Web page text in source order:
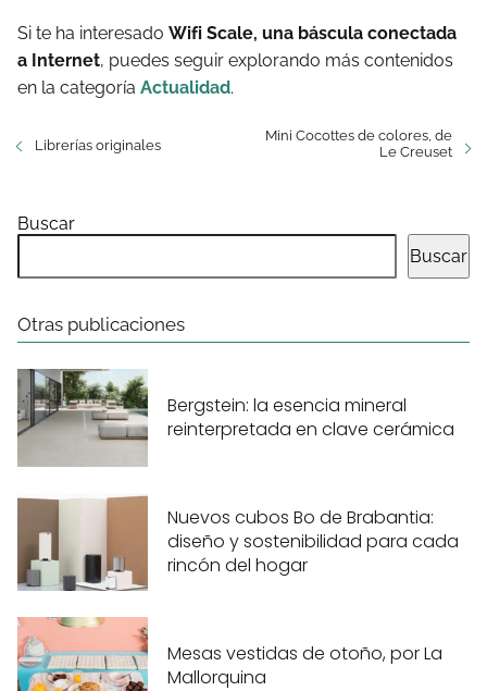
Si te ha interesado Wifi Scale, una báscula conectada
a Internet, puedes seguir explorando más contenidos
en la categoría Actualidad.
Librerías originales
Mini Cocottes de colores, de
Le Creuset
Buscar
Buscar
Otras publicaciones
Bergstein: la esencia mineral
reinterpretada en clave cerámica
Nuevos cubos Bo de Brabantia:
diseño y sostenibilidad para cada
rincón del hogar
Mesas vestidas de otoño, por La
Mallorquina